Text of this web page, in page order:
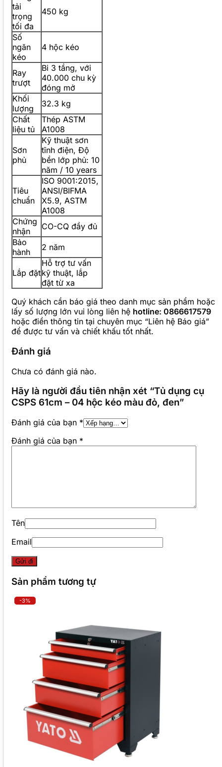
tải
trọng
tối đa
450 kg
Số
ngăn
kéo
4 hộc kéo
Ray
trượt
Bi 3 tầng, với
40.000 chu kỳ
đóng mở
Khối
lượng
32.3 kg
Chất
liệu tủ
Thép ASTM
A1008
Sơn
phủ
Kỹ thuật sơn
tĩnh điện, Độ
bền lớp phủ: 10
năm / 10 years
Tiêu
chuẩn
ISO 9001:2015,
ANSI/BIFMA
X5.9, ASTM
A1008
Chứng
nhận
CO-CQ đầy đủ
Bảo
hành
2 năm
Lắp đặt
Hỗ trợ tư vấn
kỹ thuật, lắp
đặt từ xa
Quý khách cần báo giá theo danh mục sản phẩm hoặc
lấy số lượng lớn vui lòng liên hệ hotline: 0866617579
hoặc điền thông tin tại chuyên mục “Liên hệ Báo giá”
để được tư vấn và chiết khấu tốt nhất.
Đánh giá
Chưa có đánh giá nào.
Hãy là người đầu tiên nhận xét “Tủ dụng cụ
CSPS 61cm – 04 hộc kéo màu đỏ, đen”
Đánh giá của bạn *
Đánh giá của bạn *
Tên
Email
Sản phẩm tương tự
-3%